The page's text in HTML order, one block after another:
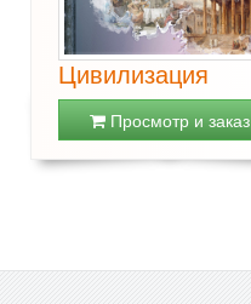
Цивилизация
Просмотр и заказ